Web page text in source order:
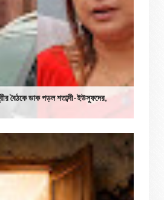
বৈঠকে ডাক পড়ল শতাব্দী-ইউসুফদের,